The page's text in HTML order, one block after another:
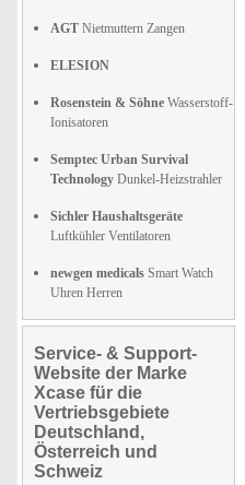
AGT Nietmuttern Zangen
ELESION
Rosenstein & Söhne Wasserstoff-
Ionisatoren
Semptec Urban Survival
Technology Dunkel-Heizstrahler
Sichler Haushaltsgeräte
Luftkühler Ventilatoren
newgen medicals Smart Watch
Uhren Herren
Service- & Support-
Website der Marke
Xcase für die
Vertriebsgebiete
Deutschland,
Österreich und
Schweiz